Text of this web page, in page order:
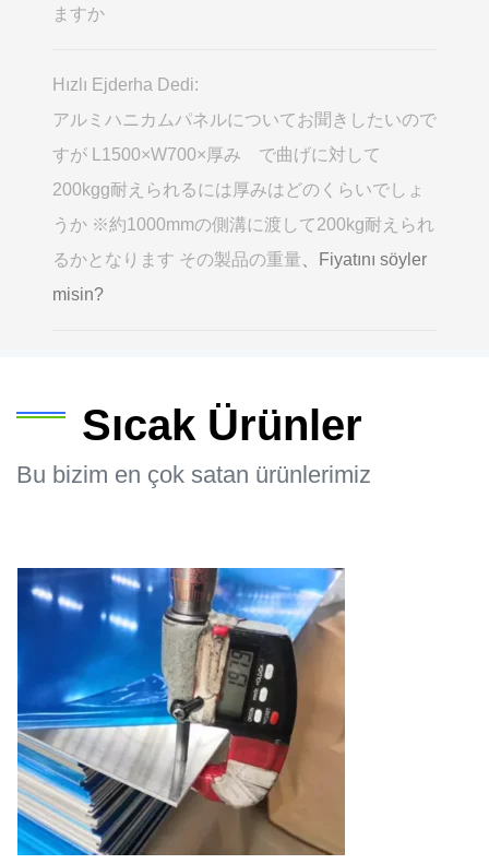
ますか
Hızlı Ejderha Dedi:
アルミハニカムパネルについてお聞きしたいので
すが L1500×W700×厚み で曲げに対して
200kgg耐えられるには厚みはどのくらいでしょ
うか ※約1000mmの側溝に渡して200kg耐えられ
るかとなります その製品の重量 、Fiyatını söyler
misin?
Sıcak Ürünler
Bu bizim en çok satan ürünlerimiz